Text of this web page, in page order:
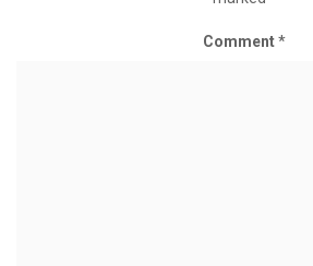
Comment*